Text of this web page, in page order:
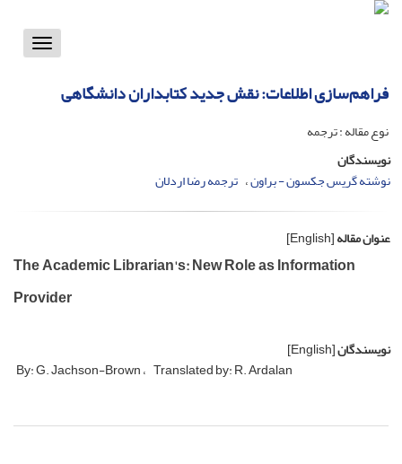
Toggle
فراهم‌سازی اطلاعات: نقش جدید کتابداران دانشگاهی
نوع مقاله : ترجمه
نویسندگان
نوشته گریس جکسون - براون ترجمه رضا اردلان
عنوان مقاله[English]
The Academic Librarian's: New Role as Information
Provider
نویسندگان[English]
By: G. Jachson-Brown Translated by: R. Ardalan